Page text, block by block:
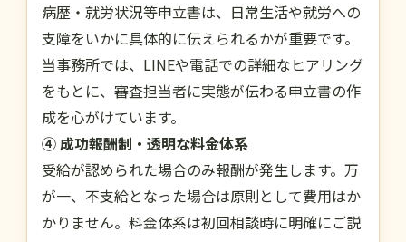
病歴・就労状況等申立書は、日常生活や就労への
支障をいかに具体的に伝えられるかが重要です。
当事務所では、LINEや電話での詳細なヒアリング
をもとに、審査担当者に実態が伝わる申立書の作
成を心がけています。
④ 成功報酬制・透明な料金体系
受給が認められた場合のみ報酬が発生します。万
が一、不支給となった場合は原則として費用はか
かりません。料金体系は初回相談時に明確にご説